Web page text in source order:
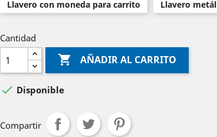
Llavero con moneda para carrito
Llavero
Cantidad
 AÑADIR AL CARRITO
 Disponible
Compartir